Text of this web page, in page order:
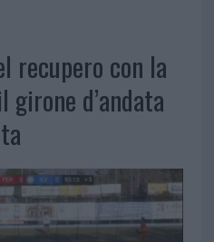
recupero con la
d’andata